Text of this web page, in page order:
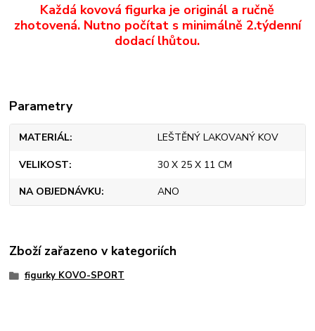
Každá kovová figurka je originál a ručně
zhotovená. Nutno počítat s minimálně 2.týdenní
dodací lhůtou.
Parametry
MATERIÁL LEŠTĚNÝ LAKOVANÝ KOV
VELIKOST 30 X 25 X 11 CM
NA OBJEDNÁVKU ANO
Zboží zařazeno v kategoriích
figurky KOVO-SPORT